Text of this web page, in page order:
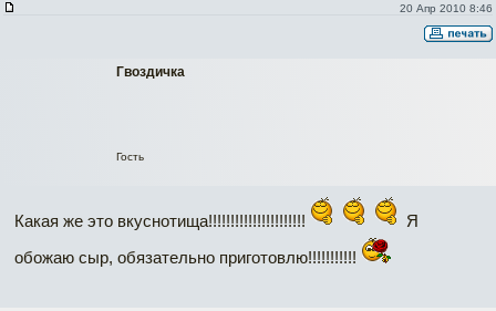
20 Апр 2010 8:46
Гвоздичка
Гость
Какая же это вкуснотища!!!!!!!!!!!!!!!!!!!!!!
Я
обожаю сыр, обязательно приготовлю!!!!!!!!!!!